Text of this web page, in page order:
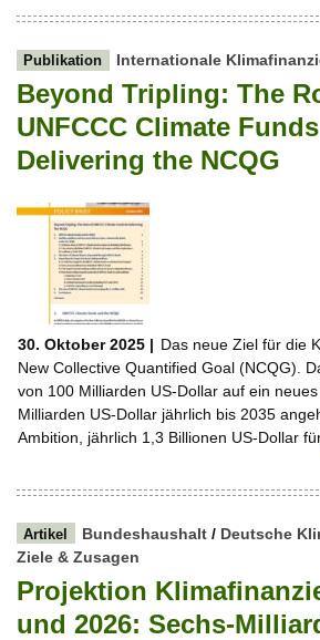
Publikation Internationale
Beyond Tripling: The
UNFCCC Climate
Delivering the NCQG
30. Oktober 2025 | Das neue Ziel für die
New Collective Quantified Goal (NCQG).
von 100 Milliarden US-Dollar auf ein
Milliarden US-Dollar jährlich bis 2035
Ambition, jährlich 1,3 Billionen US-Dollar
Artikel Bundeshaushalt/ Deutsche
Ziele & Zusagen
Projektion
und 2026: Sechs-